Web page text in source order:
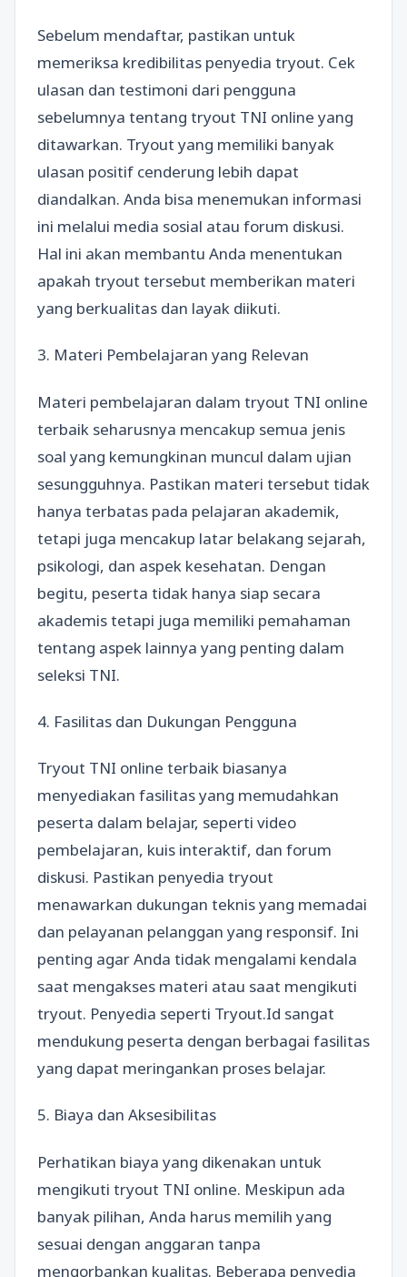
Sebelum mendaftar, pastikan untuk
memeriksa kredibilitas penyedia tryout. Cek
ulasan dan testimoni dari pengguna
sebelumnya tentang tryout TNI online yang
ditawarkan. Tryout yang memiliki banyak
ulasan positif cenderung lebih dapat
diandalkan. Anda bisa menemukan informasi
ini melalui media sosial atau forum diskusi.
Hal ini akan membantu Anda menentukan
apakah tryout tersebut memberikan materi
yang berkualitas dan layak diikuti.
3. Materi Pembelajaran yang Relevan
Materi pembelajaran dalam tryout TNI online
terbaik seharusnya mencakup semua jenis
soal yang kemungkinan muncul dalam ujian
sesungguhnya. Pastikan materi tersebut tidak
hanya terbatas pada pelajaran akademik,
tetapi juga mencakup latar belakang sejarah,
psikologi, dan aspek kesehatan. Dengan
begitu, peserta tidak hanya siap secara
akademis tetapi juga memiliki pemahaman
tentang aspek lainnya yang penting dalam
seleksi TNI.
4. Fasilitas dan Dukungan Pengguna
Tryout TNI online terbaik biasanya
menyediakan fasilitas yang memudahkan
peserta dalam belajar, seperti video
pembelajaran, kuis interaktif, dan forum
diskusi. Pastikan penyedia tryout
menawarkan dukungan teknis yang memadai
dan pelayanan pelanggan yang responsif. Ini
penting agar Anda tidak mengalami kendala
saat mengakses materi atau saat mengikuti
tryout. Penyedia seperti Tryout.Id sangat
mendukung peserta dengan berbagai fasilitas
yang dapat meringankan proses belajar.
5. Biaya dan Aksesibilitas
Perhatikan biaya yang dikenakan untuk
mengikuti tryout TNI online. Meskipun ada
banyak pilihan, Anda harus memilih yang
sesuai dengan anggaran tanpa
mengorbankan kualitas. Beberapa penyedia